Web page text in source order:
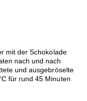
mit der Schokolade
nach und nach
und ausgebröselte
für rund 45 Minuten